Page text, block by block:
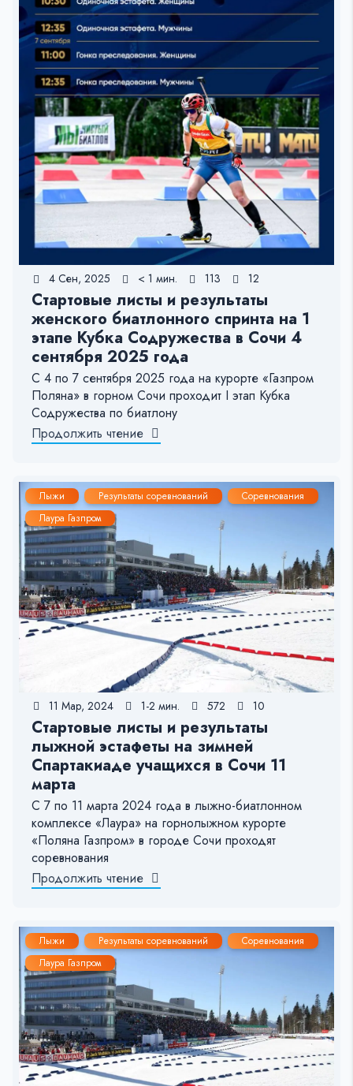
4 Сен, 2025 < 1 мин. 113 12
Стартовые листы и результаты
женского биатлонного спринта на 1
этапе Кубка Содружества в Сочи 4
сентября 2025 года
С 4 по 7 сентября 2025 года на курорте «Газпром
Поляна» в горном Сочи проходит I этап Кубка
Содружества по биатлону
Продолжить чтение
Лыжи Результаты соревнований
Соревнования
Лаура Газпром
11 Мар, 2024 1-2 мин. 572 10
Стартовые листы и результаты
лыжной эстафеты на зимней
Спартакиаде учащихся в Сочи 11
марта
С 7 по 11 марта 2024 года в лыжно-биатлонном
комплексе «Лаура» на горнолыжном курорте
«Поляна Газпром» в городе Сочи проходят
соревнования
Продолжить чтение
Лыжи Результаты соревнований
Соревнования
Лаура Газпром